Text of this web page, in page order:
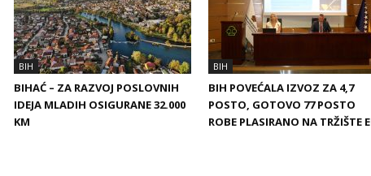
BIH
BIHAĆ – ZA RAZVOJ POSLOVNIH
IDEJA MLADIH OSIGURANE 32.000
KM
BIH
BIH POVEĆALA IZVOZ ZA 4,7
POSTO, GOTOVO 77 POSTO
ROBE PLASIRANO NA TRŽIŠTE